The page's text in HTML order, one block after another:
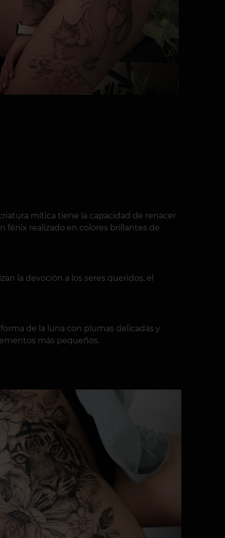
mítica tiene la capacidad de renacer
fénix realizado en colores brillantes de
la devoción a los seres queridos, el
de la luna con plumas delicadas y
más pequeños.